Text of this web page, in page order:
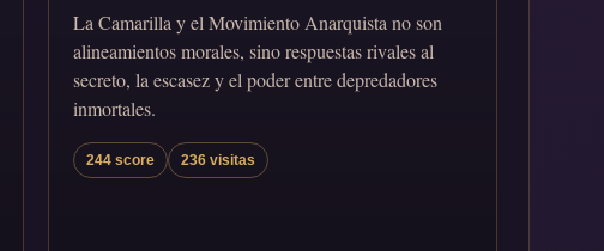
La Camarilla y el Movimiento Anarquista no son
alineamientos morales, sino respuestas rivales al
secreto, la escasez y el poder entre depredadores
inmortales.
244 score 236 visitas